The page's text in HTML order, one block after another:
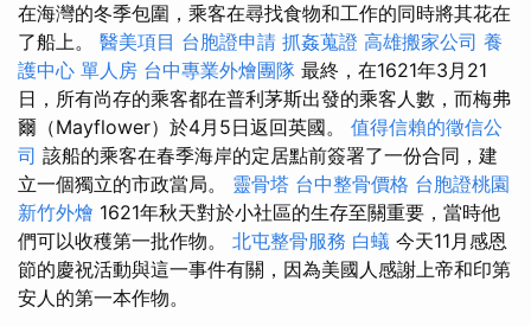
在海灣的冬季包圍，乘客在尋找食物和工作的同時將其花在
了船上。 醫美項目 台胞證申請 抓姦蒐證 高雄搬家公司 養
護中心 單人房 台中專業外燴團隊 最終，在1621年3月21
日，所有尚存的乘客都在普利茅斯出發的乘客人數，而梅弗
爾（Mayflower）於4月5日返回英國。 值得信賴的徵信公
司 該船的乘客在春季海岸的定居點前簽署了一份合同，建
立一個獨立的市政當局。 靈骨塔 台中整骨價格 台胞證桃園
新竹外燴 1621年秋天對於小社區的生存至關重要，當時他
們可以收穫第一批作物。 北屯整骨服務 白蟻 今天11月感恩
節的慶祝活動與這一事件有關，因為美國人感謝上帝和印第
安人的第一本作物。